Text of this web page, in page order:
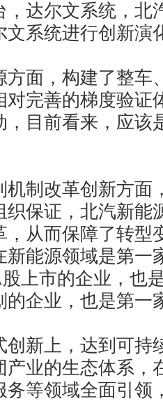
，达尔文系统，北
文系统进行创新演
方面，构建了整车
对完善的梯度验证
，目前看来，应该
机制改革创新方面
织保证，北汽新能
，从而保障了转型
新能源领域是第一
上市的企业，也
的企业，也是第一
创新上，达到可持
产业的生态体系，
务等领域全面引领